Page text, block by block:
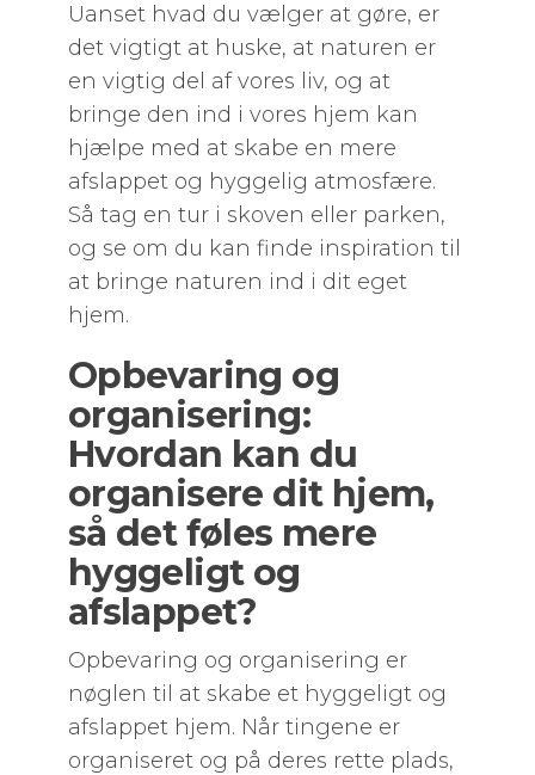
Uanset hvad du vælger at gøre, er
det vigtigt at huske, at naturen er
en vigtig del af vores liv, og at
bringe den ind i vores hjem kan
hjælpe med at skabe en mere
afslappet og hyggelig atmosfære.
Så tag en tur i skoven eller parken,
og se om du kan finde inspiration til
at bringe naturen ind i dit eget
hjem.
Opbevaring og
organisering:
Hvordan kan du
organisere dit hjem,
så det føles mere
hyggeligt og
afslappet?
Opbevaring og organisering er
nøglen til at skabe et hyggeligt og
afslappet hjem. Når tingene er
organiseret og på deres rette plads,